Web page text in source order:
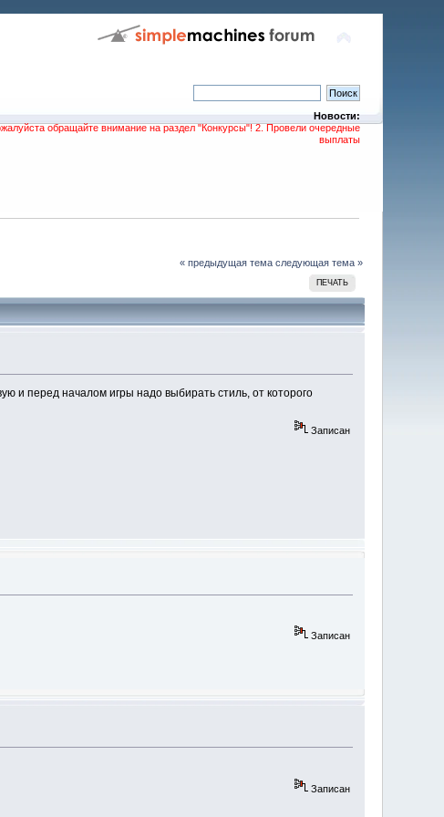
Новости:
обращайте внимание на раздел "Конкурсы"! 2. Провели очередные
выплаты
« предыдущая тема следующая тема »
ПЕЧАТЬ
и перед началом игры надо выбирать стиль, от которого
Записан
Записан
Записан